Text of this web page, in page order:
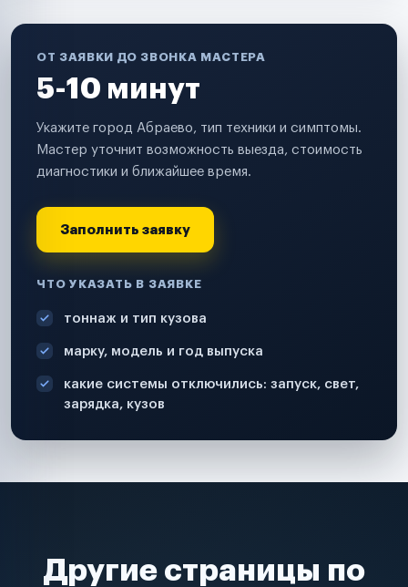
ОТ ЗАЯВКИ ДО ЗВОНКА МАСТЕРА
5-10 минут
Укажите город Абраево, тип техники и симптомы.
Мастер уточнит возможность выезда, стоимость
диагностики и ближайшее время.
Заполнить заявку
ЧТО УКАЗАТЬ В ЗАЯВКЕ
тоннаж и тип кузова
марку, модель и год выпуска
какие системы отключились: запуск, свет,
зарядка, кузов
Другие страницы по